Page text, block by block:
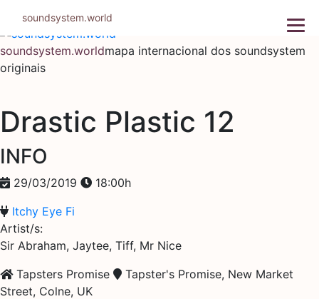
para
conteúdo
soundsystem.worldmapa internacional dos soundsystem
originais
Drastic Plastic 12
INFO
29/03/2019
18:00h
Itchy Eye Fi
Artist/s:
Sir Abraham, Jaytee, Tiff, Mr Nice
Tapsters Promise
Tapster's Promise, New Market
Street, Colne, UK
soundsystem.world